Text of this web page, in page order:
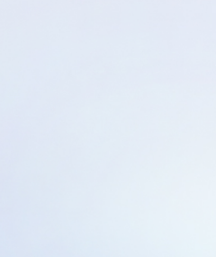
профессиональной
остаётся невидимым
все особенности
преимущество